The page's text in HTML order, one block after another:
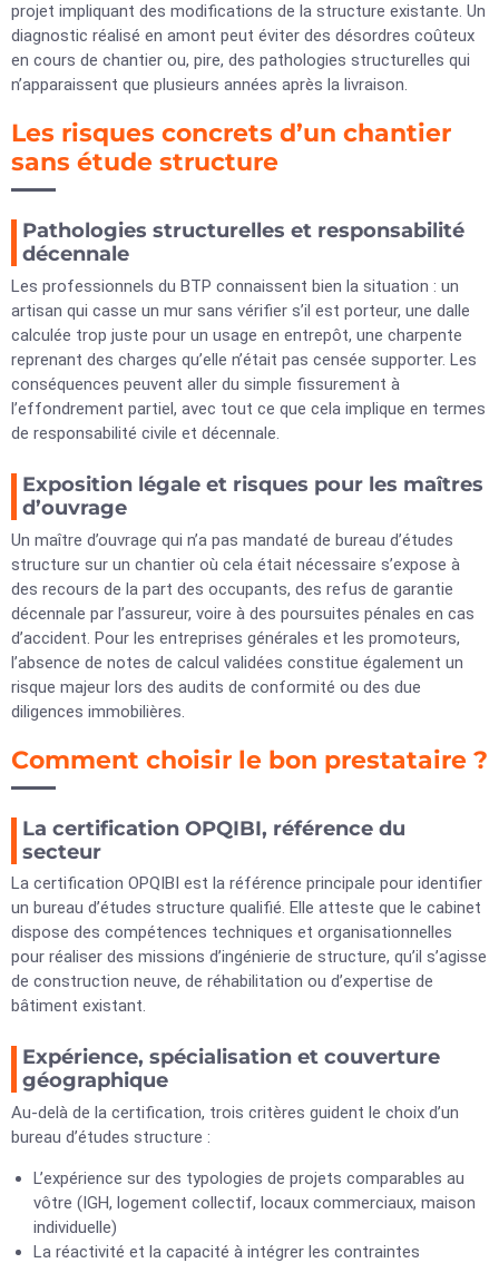
projet impliquant des modifications de la structure existante. Un
diagnostic réalisé en amont peut éviter des désordres coûteux
en cours de chantier ou, pire, des pathologies structurelles qui
n’apparaissent que plusieurs années après la livraison.
Les risques concrets d’un chantier
sans étude structure
Pathologies structurelles et responsabilité
décennale
Les professionnels du BTP connaissent bien la situation : un
artisan qui casse un mur sans vérifier s’il est porteur, une dalle
calculée trop juste pour un usage en entrepôt, une charpente
reprenant des charges qu’elle n’était pas censée supporter. Les
conséquences peuvent aller du simple fissurement à
l’effondrement partiel, avec tout ce que cela implique en termes
de responsabilité civile et décennale.
Exposition légale et risques pour les maîtres
d’ouvrage
Un maître d’ouvrage qui n’a pas mandaté de bureau d’études
structure sur un chantier où cela était nécessaire s’expose à
des recours de la part des occupants, des refus de garantie
décennale par l’assureur, voire à des poursuites pénales en cas
d’accident. Pour les entreprises générales et les promoteurs,
l’absence de notes de calcul validées constitue également un
risque majeur lors des audits de conformité ou des due
diligences immobilières.
Comment choisir le bon prestataire ?
La certification OPQIBI, référence du
secteur
La certification OPQIBI est la référence principale pour identifier
un bureau d’études structure qualifié. Elle atteste que le cabinet
dispose des compétences techniques et organisationnelles
pour réaliser des missions d’ingénierie de structure, qu’il s’agisse
de construction neuve, de réhabilitation ou d’expertise de
bâtiment existant.
Expérience, spécialisation et couverture
géographique
Au-delà de la certification, trois critères guident le choix d’un
bureau d’études structure :
L’expérience sur des typologies de projets comparables au
vôtre (IGH, logement collectif, locaux commerciaux, maison
individuelle)
La réactivité et la capacité à intégrer les contraintes